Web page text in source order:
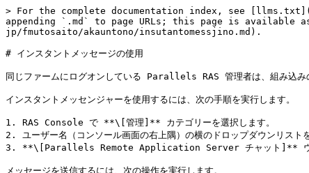
> For the complete documentation index, see
appending `.md` to page URLs; this page is available
jp/fmutosaito/akauntono/insutantomessjino.md).
# インスタントメッセージの使用
同じファームにログオンしている Parallels RAS 管理者は、組み込み
インスタントメッセンジャーを使用するには、次の手順を実行します。
1. RAS Console で **\[管理]** カテゴリーを選択します。
2. ユーザー名（コンソール画面の右上隅）の横のドロップダウンリス
3. **\[Parallels Remote Application Server チャット]** ウィ
メッセージを送信するには、次の操作を実行します。